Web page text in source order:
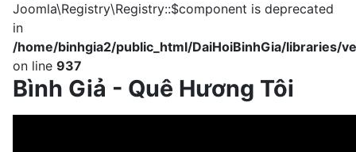
Joomla\Registry\Registry::$component is deprecated
in
/home/binhgia2/public_html/DaiHoiBinhGia/libraries/
on line 937
Bình Giả - Quê Hương Tôi